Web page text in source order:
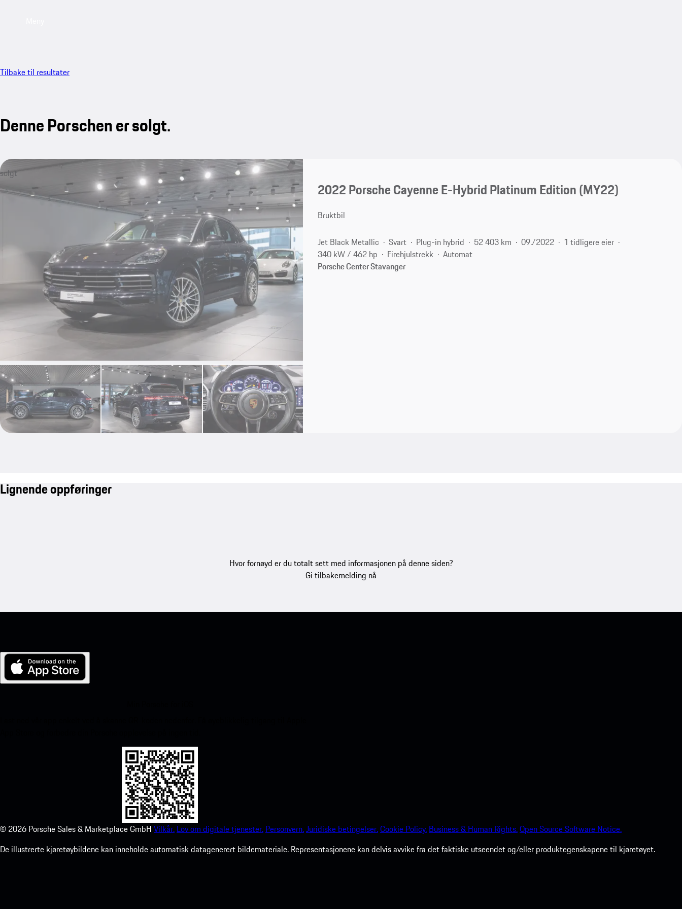
Tilbake til resultater
Denne Porschen er solgt.
solgt
2022 Porsche Cayenne E-Hybrid Platinum Edition (MY22)
Bruktbil
Jet Black Metallic Svart Plug-in hybrid 52 403 km 09./2022
1 tidligere eier
340 kW / 462 hp
Firehjulstrekk
Automat
Porsche Center Stavanger
Lignende oppføringer
Hvor fornøyd er du totalt sett med informasjonen på denne siden?
Gi tilbakemelding nå
© 2026 Porsche Sales & Marketplace GmbH Vilkår. Lov om digitale tjenester. Personvern.Juridiske betingelser.Cookie Policy. Business & Human Rights.Open Source Software Notice.
De illustrerte kjøretøybildene kan inneholde automatisk datagenerert bildemateriale. Representasjonene kan delvis avvike fra det faktiske utseendet og/eller produktegenskapene til kjøretøyet.